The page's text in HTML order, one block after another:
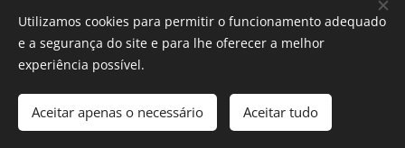
Share
Utilizamos cookies para permitir o funcionamento adequado
e a segurança do site e para lhe oferecer a melhor
experiência possível.
Aceitar apenas o necessário Aceitar tudo